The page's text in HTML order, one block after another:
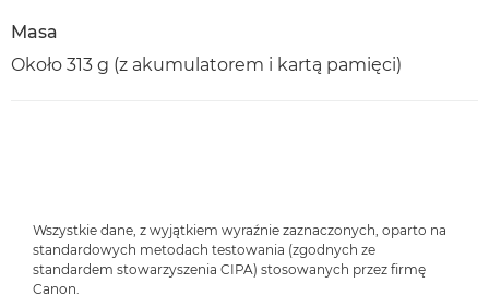
Masa
Około 313 g (z akumulatorem i kartą pamięci)
Wszystkie dane, z wyjątkiem wyraźnie zaznaczonych, oparto na
standardowych metodach testowania (zgodnych ze
standardem stowarzyszenia CIPA) stosowanych przez firmę
Canon.